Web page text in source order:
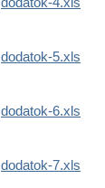
dodatok-5.xls
dodatok-6.xls
dodatok-7.xls